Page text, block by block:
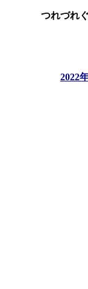
つれづれ
2022